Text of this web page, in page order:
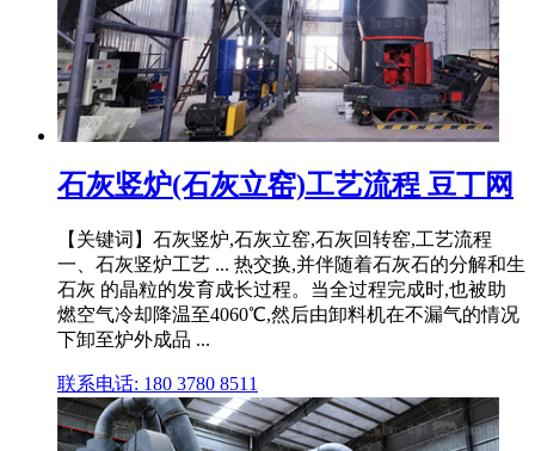
石灰竖炉(石灰立窑)工艺流程 豆丁网
【关键词】石灰竖炉,石灰立窑,石灰回转窑,工艺流程
一、石灰竖炉工艺 ... 热交换,并伴随着石灰石的分解和生
石灰 的晶粒的发育成长过程。当全过程完成时,也被助
燃空气冷却降温至4060℃,然后由卸料机在不漏气的情况
下卸至炉外成品 ...
联系电话: 180 3780 8511